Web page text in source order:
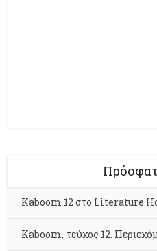
Kaboom 12 στο Literature
Kaboom, τεύχος 12.